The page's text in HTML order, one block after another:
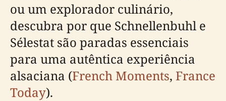
ou um explorador culinário,
descubra por que Schnellenbuhl e
Sélestat são paradas essenciais
para uma autêntica experiência
alsaciana (French Moments, France
Today).